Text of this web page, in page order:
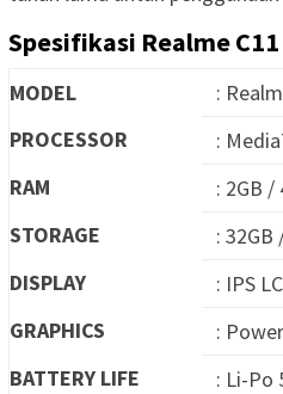
Spesifikasi Realme C11
MODEL
:
PROCESSOR
:
RAM
: 2GB /
STORAGE
: 32GB
DISPLAY
: IPS
GRAPHICS
:
BATTERY LIFE
: Li-Po